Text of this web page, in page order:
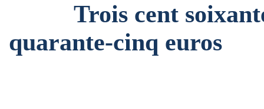
Trois cent
quarante-cinq euros